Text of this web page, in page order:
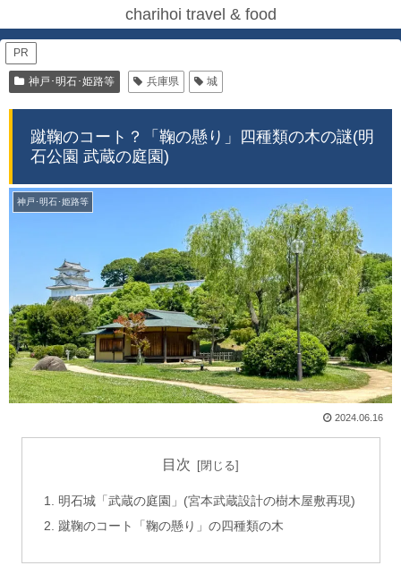
charihoi travel & food
PR
神戸･明石･姫路等 兵庫県 城
蹴鞠のコート？「鞠の懸り」四種類の木の謎(明
石公園 武蔵の庭園)
神戸･明石･姫路等
2024.06.16
目次
明石城「武蔵の庭園」(宮本武蔵設計の樹木屋敷再現)
蹴鞠のコート「鞠の懸り」の四種類の木